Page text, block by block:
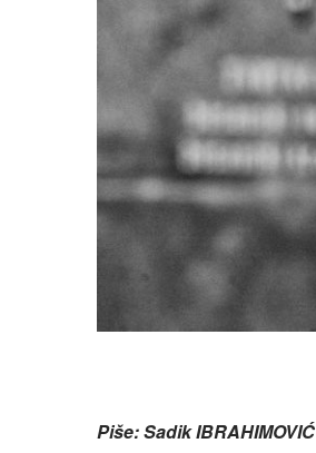
Piše: Sadik IBRAHIMOVIĆ